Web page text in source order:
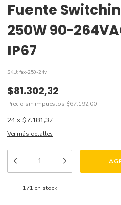
Fuente
250W 90-
IP67
SKU: fax-250-24v
$81.302,32
Precio sin impuestos $67.192,00
24 x $7.181,37
Ver más detalles
171 en stock